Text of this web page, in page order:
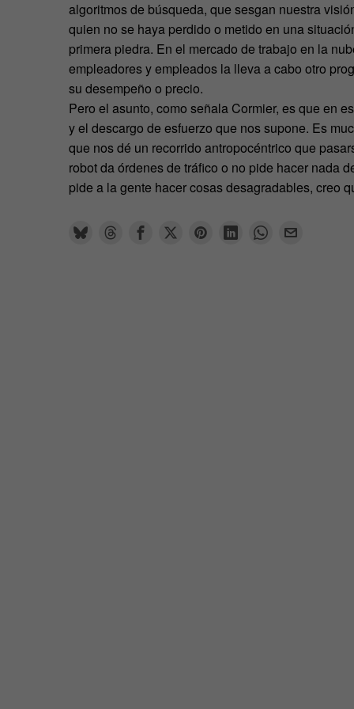
algoritmos de búsqueda, que sesgan nuestra
quien no se haya perdido o metido en una
primera piedra. En el mercado de trabajo en la
empleadores y empleados la lleva a cabo otro
su desempeño o precio.
Pero el asunto, como señala Cormier, es que en
y el descargo de esfuerzo que nos supone. Es
que nos dé un recorrido antropocéntrico que
robot da órdenes de tráfico o no pide hacer nada
pide a la gente hacer cosas desagradables, creo